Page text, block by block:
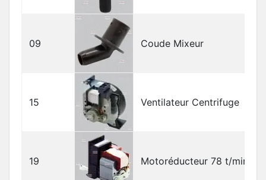
09 Coude Mixeur
15 Ventilateur Centrifuge
19 Motoréducteur 78 t/min.